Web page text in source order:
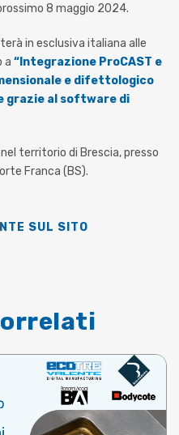
8 maggio 2024.
in esclusiva italiana alle
a “Integrazione ProCAST e
e difettologico
grazie al software di
territorio di Brescia, presso
Franca (BS).
SUL SITO